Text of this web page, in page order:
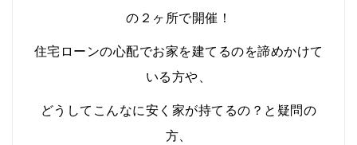
の２ヶ所で開催！
住宅ローンの心配でお家を建てるのを諦めかけて
いる方や、
どうしてこんなに安く家が持てるの？と疑問の
方、